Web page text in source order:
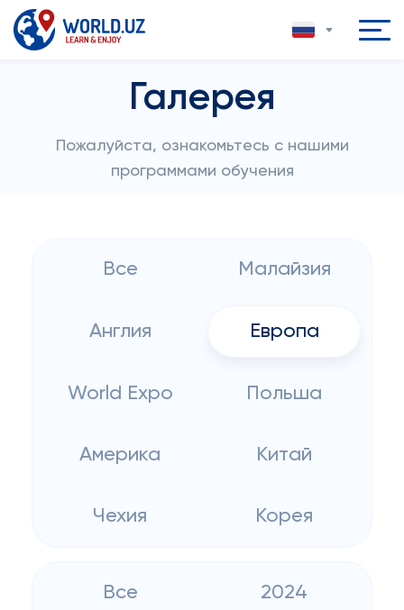
Галерея
Пожалуйста, ознакомьтесь с нашими
программами обучения
Все Малайзия
Англия Европа
World Expo Польша
Америка Китай
Чехия Корея
Все 2024